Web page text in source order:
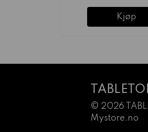
Kjøp
© 2026
Mystore.no